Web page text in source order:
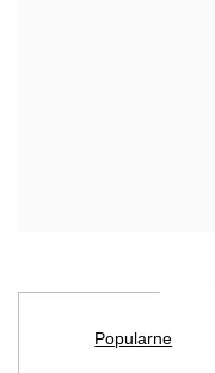
Popularne